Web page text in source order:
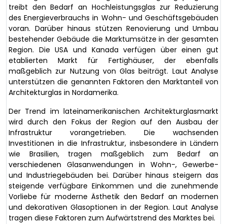
treibt den Bedarf an Hochleistungsglas zur Reduzierung
des Energieverbrauchs in Wohn- und Geschäftsgebäuden
voran. Darüber hinaus stützen Renovierung und Umbau
bestehender Gebäude die Marktumsätze in der gesamten
Region. Die USA und Kanada verfügen über einen gut
etablierten Markt für Fertighäuser, der ebenfalls
maßgeblich zur Nutzung von Glas beiträgt. Laut Analyse
unterstützen die genannten Faktoren den Marktanteil von
Architekturglas in Nordamerika.
Der Trend im lateinamerikanischen Architekturglasmarkt
wird durch den Fokus der Region auf den Ausbau der
Infrastruktur vorangetrieben. Die wachsenden
Investitionen in die Infrastruktur, insbesondere in Ländern
wie Brasilien, tragen maßgeblich zum Bedarf an
verschiedenen Glasanwendungen in Wohn-, Gewerbe-
und Industriegebäuden bei. Darüber hinaus steigern das
steigende verfügbare Einkommen und die zunehmende
Vorliebe für moderne Ästhetik den Bedarf an modernen
und dekorativen Glasoptionen in der Region. Laut Analyse
tragen diese Faktoren zum Aufwärtstrend des Marktes bei.